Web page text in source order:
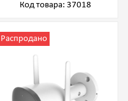
Код товара: 37018
Распродано